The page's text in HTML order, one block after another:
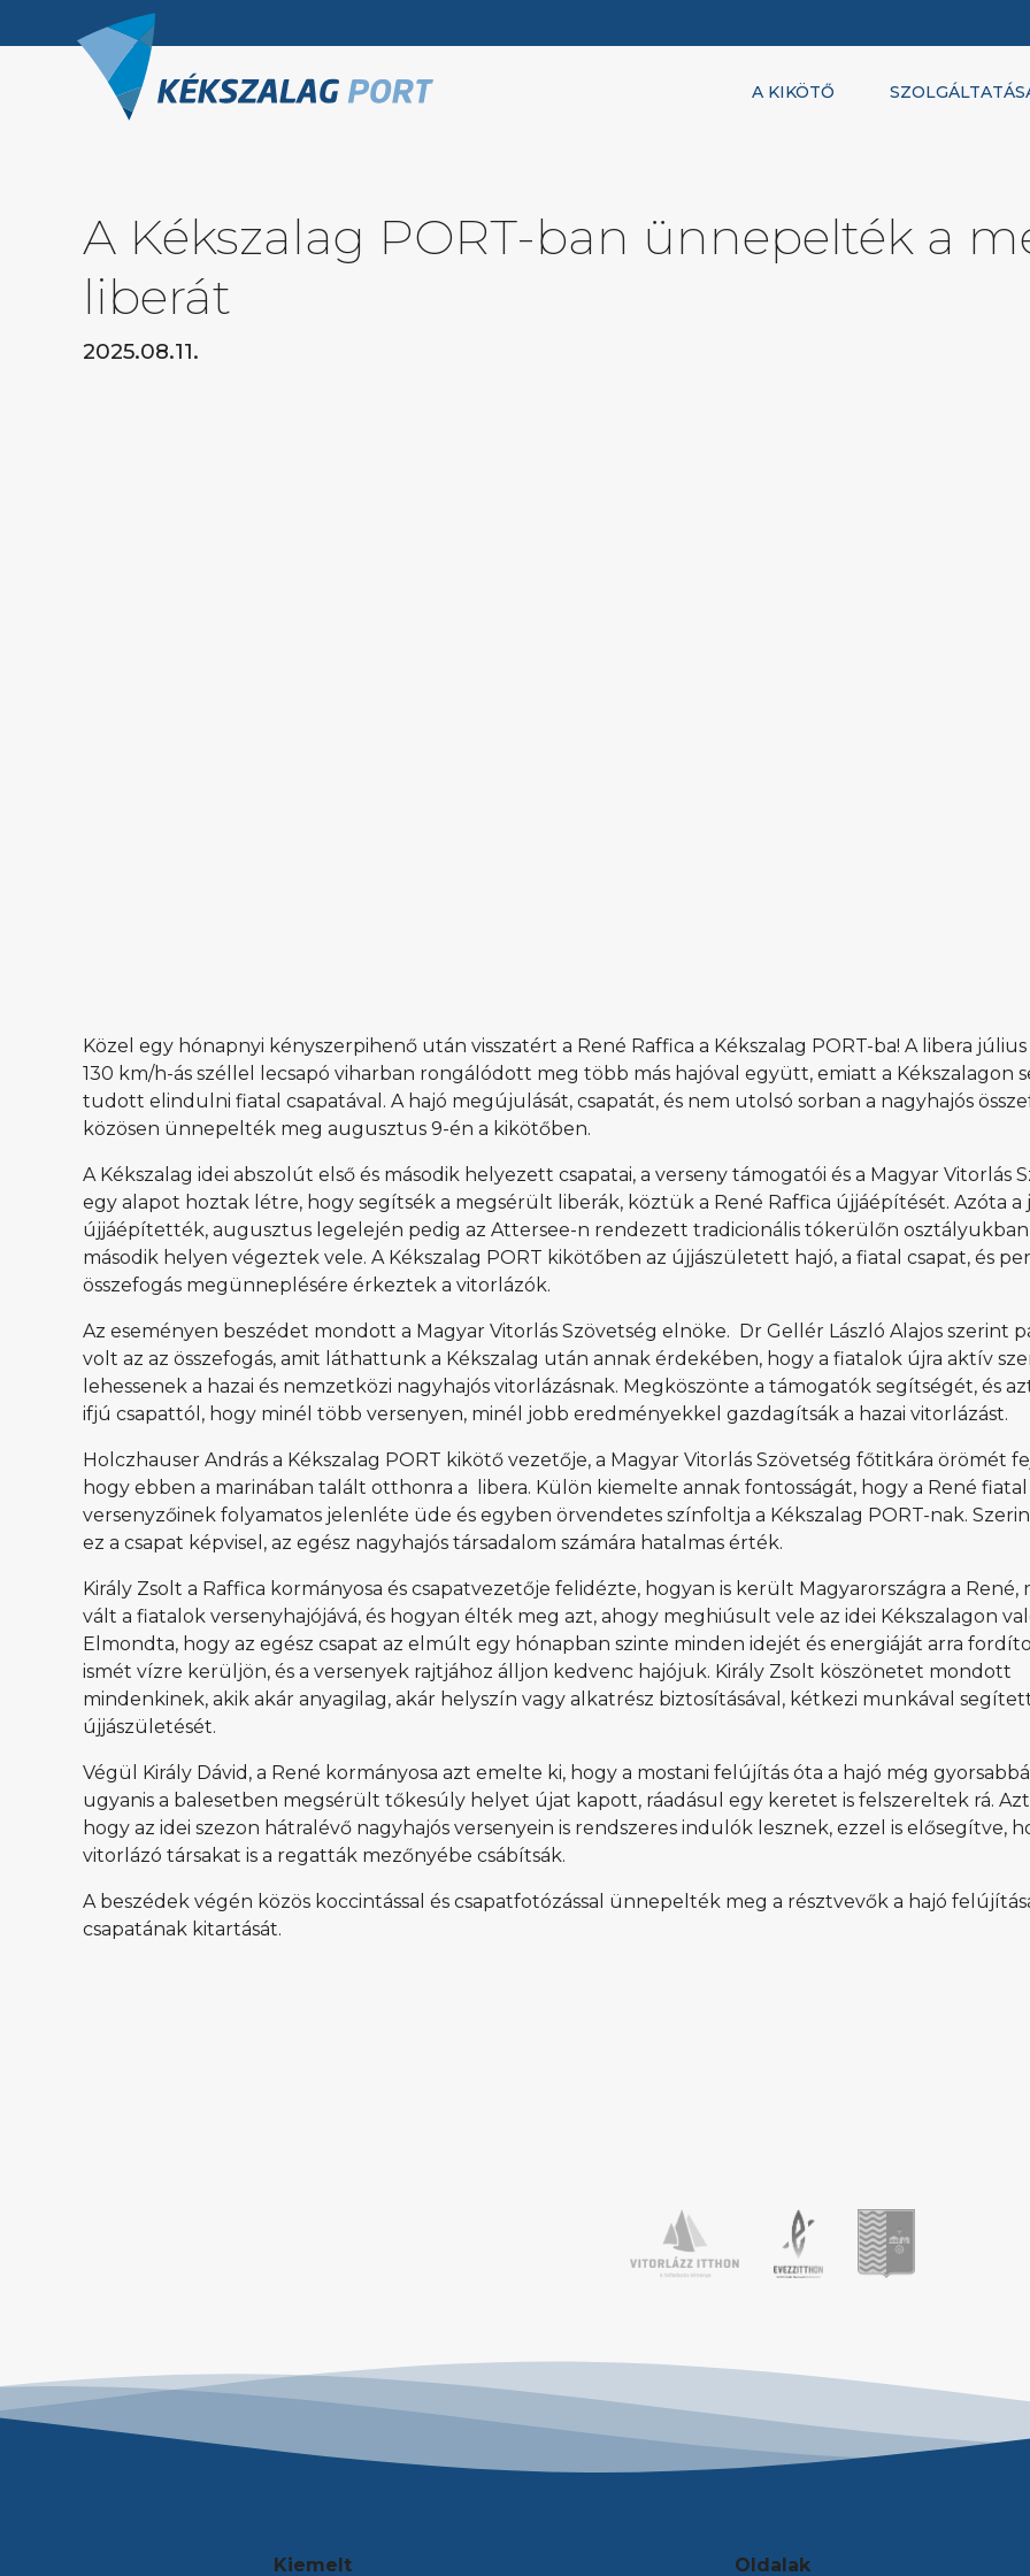
A KIKÖTŐ
A Kékszalag PORT-ban ünnepelték a
liberát
2025.08.11.
Közel egy hónapnyi kényszerpihenő után visszatért a René Raffica a Kékszalag PORT-ba! A libera július
130 km/h-ás széllel lecsapó viharban rongálódott meg több más hajóval együtt, emiatt a Kékszalagon
tudott elindulni fiatal csapatával. A hajó megújulását, csapatát, és nem utolsó sorban a nagyhajós
közösen ünnepelték meg augusztus 9-én a kikötőben.
A Kékszalag idei abszolút első és második helyezett csapatai, a verseny támogatói és a Magyar Vitorlás
egy alapot hoztak létre, hogy segítsék a megsérült liberák, köztük a René Raffica újjáépítését. Azóta a
újjáépítették, augusztus legelején pedig az Attersee-n rendezett tradicionális tókerülőn osztályukban
második helyen végeztek vele. A Kékszalag PORT kikötőben az újjászületett hajó, a fiatal csapat, és
összefogás megünneplésére érkeztek a vitorlázók.
Az eseményen beszédet mondott a Magyar Vitorlás Szövetség elnöke. Dr Gellér László Alajos szerint
volt az az összefogás, amit láthattunk a Kékszalag után annak érdekében, hogy a fiatalok újra aktív
lehessenek a hazai és nemzetközi nagyhajós vitorlázásnak. Megköszönte a támogatók segítségét, és
ifjú csapattól, hogy minél több versenyen, minél jobb eredményekkel gazdagítsák a hazai vitorlázást.
Holczhauser András a Kékszalag PORT kikötő vezetője, a Magyar Vitorlás Szövetség főtitkára örömét
hogy ebben a marinában talált otthonra a libera. Külön kiemelte annak fontosságát, hogy a René fiatal
versenyzőinek folyamatos jelenléte üde és egyben örvendetes színfoltja a Kékszalag PORT-nak.
ez a csapat képvisel, az egész nagyhajós társadalom számára hatalmas érték.
Király Zsolt a Raffica kormányosa és csapatvezetője felidézte, hogyan is került Magyarországra a René,
vált a fiatalok versenyhajójává, és hogyan élték meg azt, ahogy meghiúsult vele az idei Kékszalagon
Elmondta, hogy az egész csapat az elmúlt egy hónapban szinte minden idejét és energiáját arra
ismét vízre kerüljön, és a versenyek rajtjához álljon kedvenc hajójuk. Király Zsolt köszönetet mondott
mindenkinek, akik akár anyagilag, akár helyszín vagy alkatrész biztosításával, kétkezi munkával
újjászületését.
Végül Király Dávid, a René kormányosa azt emelte ki, hogy a mostani felújítás óta a hajó még
ugyanis a balesetben megsérült tőkesúly helyet újat kapott, ráadásul egy keretet is felszereltek rá.
hogy az idei szezon hátralévő nagyhajós versenyein is rendszeres indulók lesznek, ezzel is elősegítve,
vitorlázó társakat is a regatták mezőnyébe csábítsák.
A beszédek végén közös koccintással és csapatfotózással ünnepelték meg a résztvevők a hajó
csapatának kitartását.
Kiemelt Oldalak